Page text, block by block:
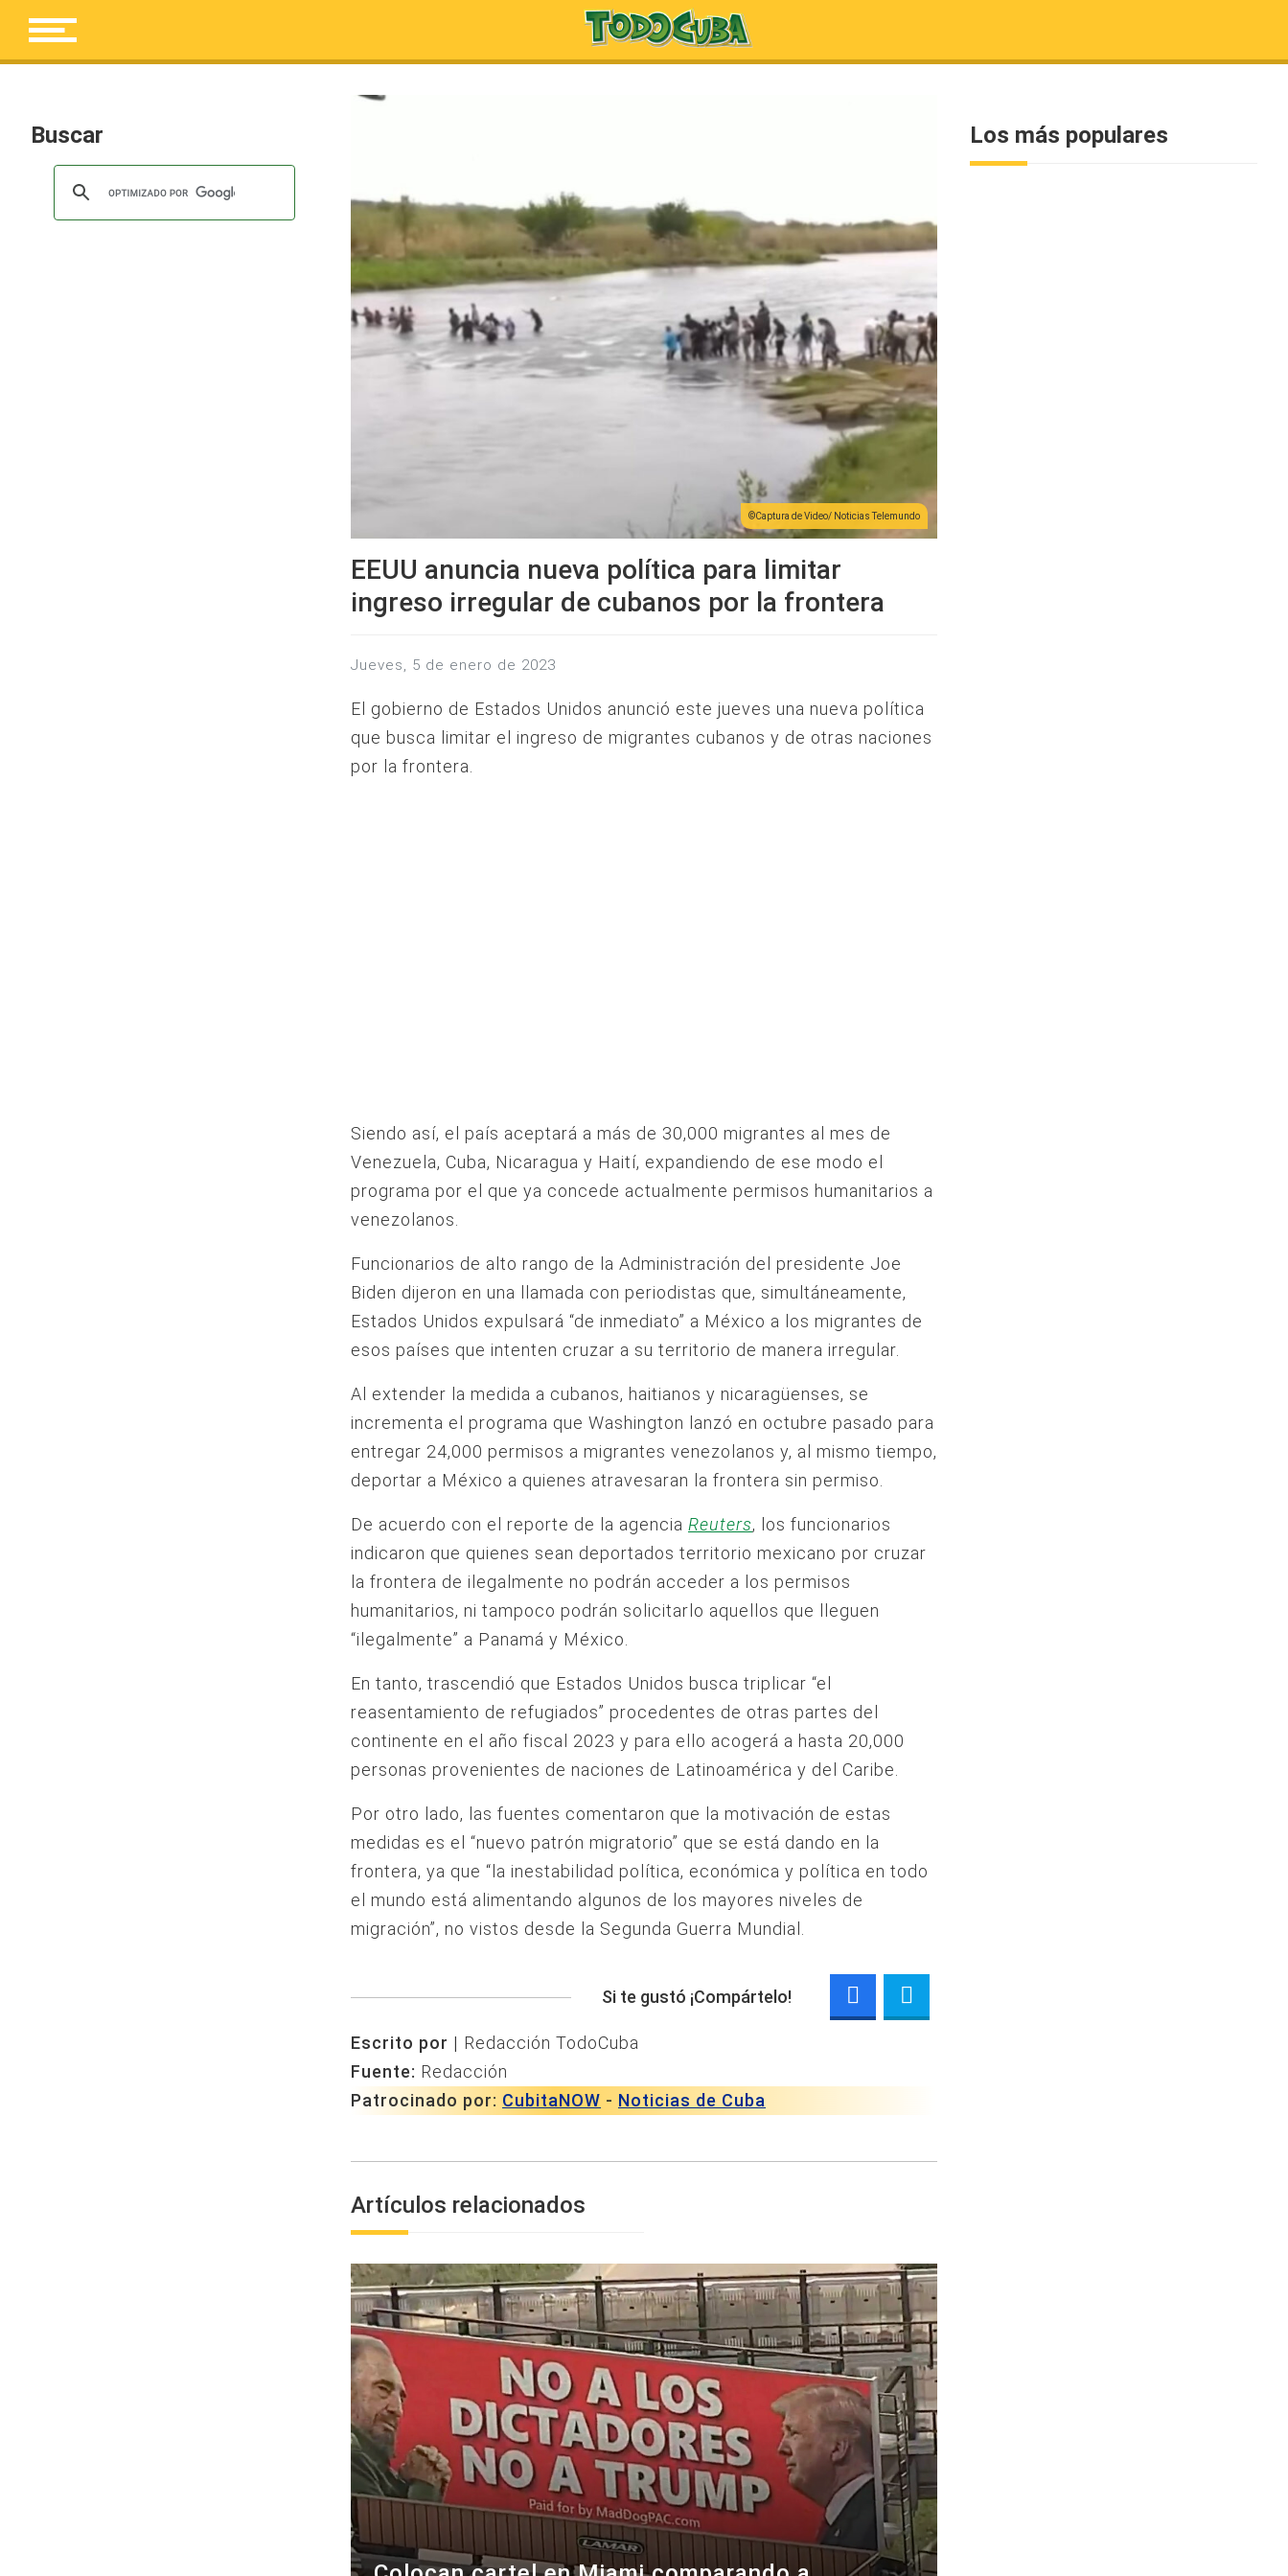
Buscar
Captura de Video/ Noticias Telemundo
EEUU anuncia nueva política para limitar
ingreso irregular de cubanos por la frontera
jueves, 5 de enero de 2023
El gobierno de Estados Unidos anunció este jueves una nueva política
que busca limitar el ingreso de migrantes cubanos y de otras naciones
por la frontera.
Siendo así, el país aceptará a más de 30,000 migrantes al mes de
Venezuela, Cuba, Nicaragua y Haití, expandiendo de ese modo el
programa por el que ya concede actualmente permisos humanitarios a
venezolanos.
Funcionarios de alto rango de la Administración del presidente Joe
Biden dijeron en una llamada con periodistas que, simultáneamente,
Estados Unidos expulsará “de inmediato” a México a los migrantes de
esos países que intenten cruzar a su territorio de manera irregular.
Al extender la medida a cubanos, haitianos y nicaragüenses, se
incrementa el programa que Washington lanzó en octubre pasado para
entregar 24,000 permisos a migrantes venezolanos y, al mismo tiempo,
deportar a México a quienes atravesaran la frontera sin permiso.
De acuerdo con el reporte de la agencia Reuters, los funcionarios
indicaron que quienes sean deportados territorio mexicano por cruzar
la frontera de ilegalmente no podrán acceder a los permisos
humanitarios, ni tampoco podrán solicitarlo aquellos que lleguen
“ilegalmente” a Panamá y México.
En tanto, trascendió que Estados Unidos busca triplicar “el
reasentamiento de refugiados” procedentes de otras partes del
continente en el año fiscal 2023 y para ello acogerá a hasta 20,000
personas provenientes de naciones de Latinoamérica y del Caribe.
Por otro lado, las fuentes comentaron que la motivación de estas
medidas es el “nuevo patrón migratorio” que se está dando en la
frontera, ya que “la inestabilidad política, económica y política en todo
el mundo está alimentando algunos de los mayores niveles de
migración”, no vistos desde la Segunda Guerra Mundial.
Si te gustó ¡Compártelo!
Escrito por | Redacción TodoCuba
Fuente: Redacción
Patrocinado por: CubitaNOW - Noticias de Cuba
Artículos relacionados
Los más populares